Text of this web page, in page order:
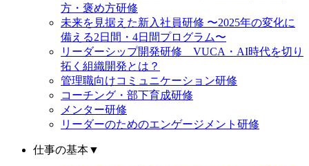
方・褒め方研修
未来を見据えた新入社員研修 〜2025年の変化に
備える2日間・4日間プログラム〜
リーダーシップ開発研修 VUCA・AI時代を切り
拓く組織開発とは？
管理職向けコミュニケーション研修
コーチング・部下育成研修
メンター研修
リーダーのためのエンゲージメント研修
仕事の基本▼